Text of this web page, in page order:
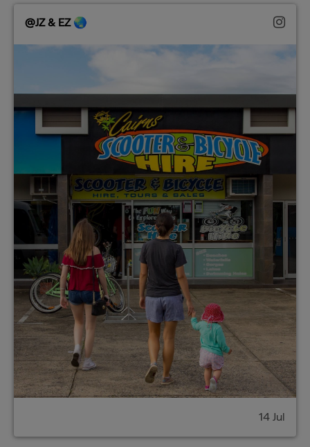
@JZ & EZ 🌏
14 Jul